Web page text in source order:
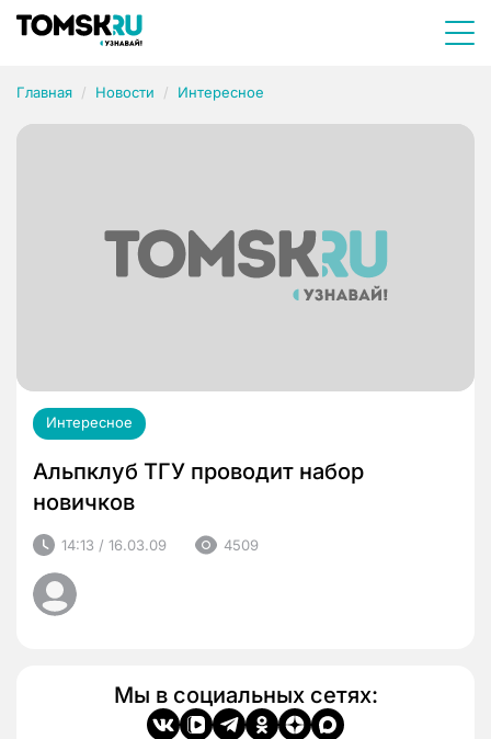
Главная Новости Интересное
Интересное
Альпклуб ТГУ проводит набор
новичков
14:13 / 16.03.09 4509
Мы в социальных сетях: